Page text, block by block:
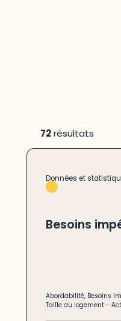
72résultats
Données et
Besoins
Abordabilité, Besoins
Taille du logement-